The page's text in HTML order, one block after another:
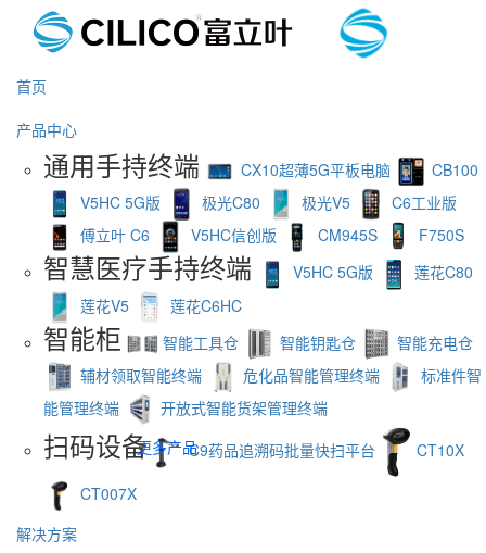
首页
产品中心
通用手持终端 CX10超薄5G平板电脑
CB100
V5HC 5G版
极光C80 极光V5
C6工业版
傅立叶 C6
V5HC信创版 CM945S F750S
智慧医疗手持终端 V5HC 5G版
莲花C80
莲花V5
莲花C6HC
智能柜 智能工具仓 智能钥匙仓
智能充电仓
辅材领取智能终端
危化品智能管理终端
标准件智
能管理终端
开放式智能货架管理终端
扫码设备 C9药品追溯码批量快扫平台
CT10X
CT007X
更多产品
解决方案